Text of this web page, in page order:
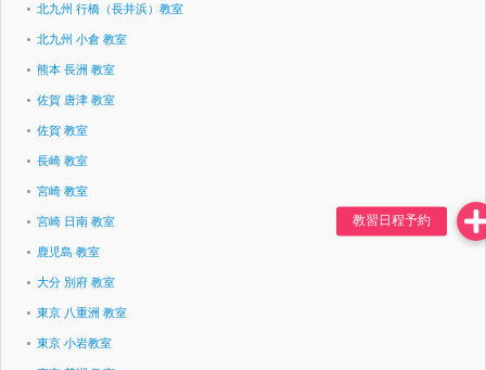
北九州 行橋（長井浜）教室
北九州 小倉 教室
熊本 長洲 教室
佐賀 唐津 教室
佐賀 教室
長崎 教室
宮崎 教室
宮崎 日南 教室
鹿児島 教室
大分 別府 教室
東京 八重洲 教室
東京 小岩教室